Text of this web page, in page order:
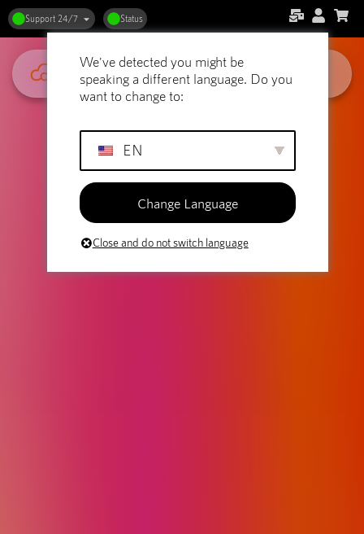
Support 24/7 Status
We've detected you might be
speaking a different language. Do you
want to change to:
EN
Change Language
Close and do not switch language